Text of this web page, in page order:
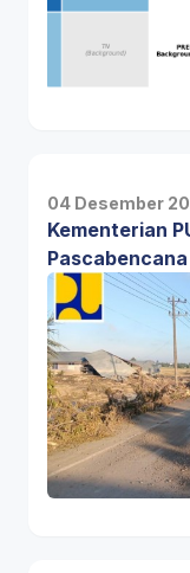
04 Desember
Kementerian